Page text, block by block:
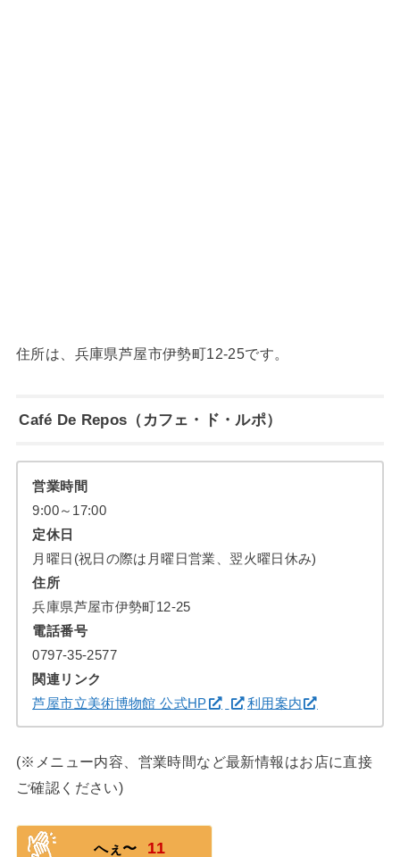
住所は、兵庫県芦屋市伊勢町12-25です。
Café De Repos（カフェ・ド・ルポ）
営業時間
9:00～17:00
定休日
月曜日(祝日の際は月曜日営業、翌火曜日休み)
住所
兵庫県芦屋市伊勢町12-25
電話番号
0797-35-2577
関連リンク
芦屋市立美術博物館 公式HP
利用案内
(※メニュー内容、営業時間など最新情報はお店に直接
ご確認ください)
へぇ〜 11